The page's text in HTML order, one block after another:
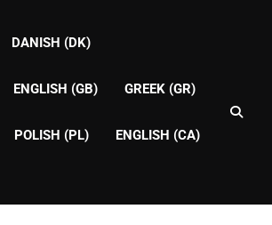
DANISH (DK)
ENGLISH (GB) GREEK (GR)
POLISH (PL) ENGLISH (CA)